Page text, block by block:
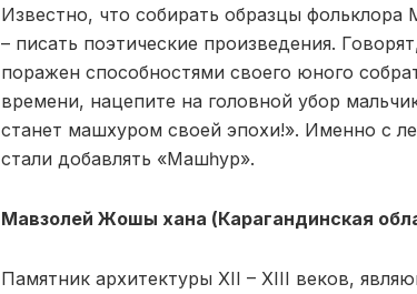
Известно, что собирать образцы
– писать поэтические произведения.
поражен способностями своего юного
времени, нацепите на головной убор
станет машхуром своей эпохи!». Именно с
стали добавлять «Машһур».
Мавзолей Жошы хана (Карагандинская
Памятник архитектуры XII – XIII веков,